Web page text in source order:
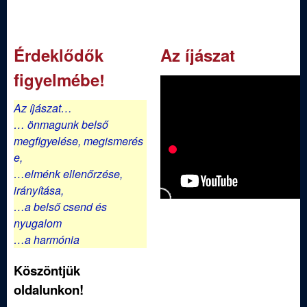
l
a
k
Érdeklődők
figyelmébe!
Az íjászat…
… önmagunk belső
megfigyelése, megismerés
e,
…elménk ellenőrzése,
irányítása,
…a belső csend és
nyugalom
…a harmónia
Köszöntjük
oldalunkon!
Az íjászat